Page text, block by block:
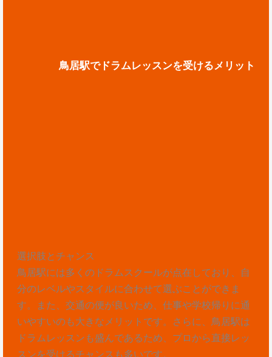
鳥居駅でドラムレッスンを受けるメリット
選択肢とチャンス
鳥居駅には多くのドラムスクールが点在しており、自
分のレベルやスタイルに合わせて選ぶことができま
す。また、交通の便が良いため、仕事や学校帰りに通
いやすいのも大きなメリットです。さらに、鳥居駅は
ドラムレッスンも盛んであるため、プロから直接レッ
スンを受けるチャンスも多いです。